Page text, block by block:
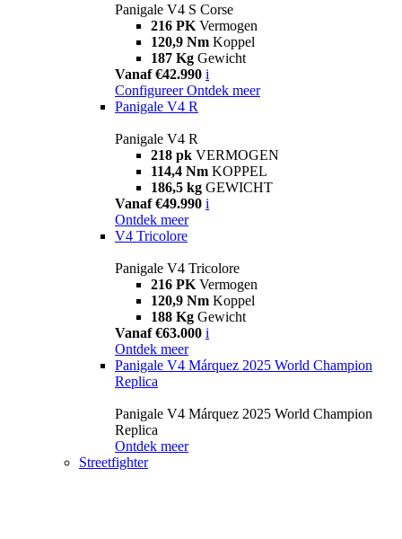
Panigale V4 S Corse
216 PK Vermogen
120,9 Nm Koppel
187 Kg Gewicht
Vanaf €42.990 i
Configureer Ontdek meer
Panigale V4 R
Panigale V4 R
218 pk VERMOGEN
114,4 Nm KOPPEL
186,5 kg GEWICHT
Vanaf €49.990 i
Ontdek meer
V4 Tricolore
Panigale V4 Tricolore
216 PK Vermogen
120,9 Nm Koppel
188 Kg Gewicht
Vanaf €63.000 i
Ontdek meer
Panigale V4 Márquez 2025 World Champion
Replica
Panigale V4 Márquez 2025 World Champion
Replica
Ontdek meer
Streetfighter